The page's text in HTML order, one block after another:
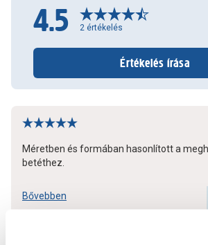
4.5 2 értékelés
Értékelés írása
Méretben és formában hasonlított a
betéthez.
Bővebben